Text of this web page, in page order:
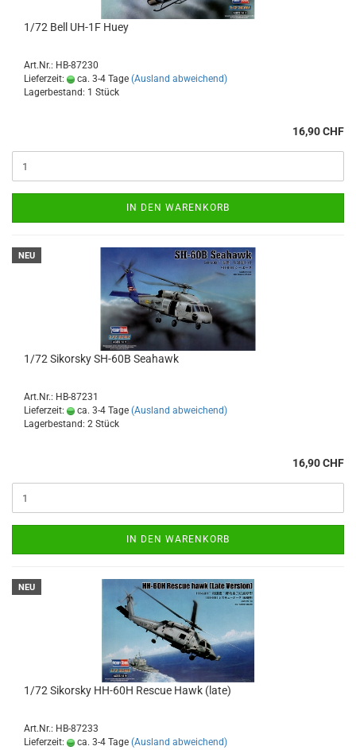
1/72 Bell UH-1F Huey
Art.Nr.: HB-87230
Lieferzeit:
ca. 3-4 Tage (Ausland abweichend)
Lagerbestand: 1 Stück
16,90 CHF
IN DEN WARENKORB
NEU
1/72 Sikorsky SH-60B Seahawk
Art.Nr.: HB-87231
Lieferzeit:
ca. 3-4 Tage (Ausland abweichend)
Lagerbestand: 2 Stück
16,90 CHF
IN DEN WARENKORB
NEU
1/72 Sikorsky HH-60H Rescue Hawk (late)
Art.Nr.: HB-87233
Lieferzeit:
ca. 3-4 Tage (Ausland abweichend)